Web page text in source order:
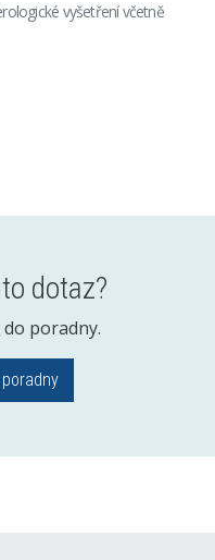
vyšetření včetně
dotaz?
poradny.